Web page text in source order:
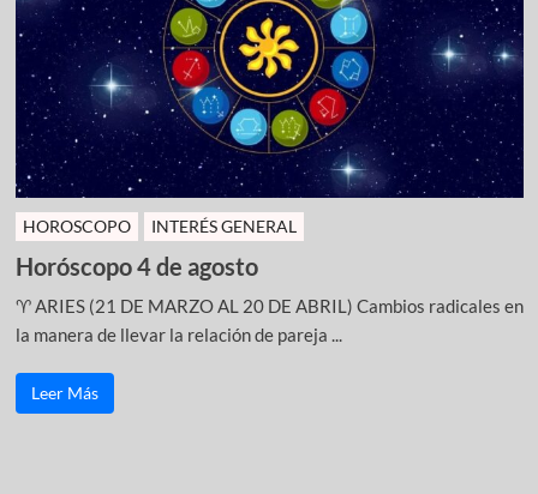
HOROSCOPO INTERÉS GENERAL
Horóscopo 4 de agosto
♈ ARIES (21 DE MARZO AL 20 DE ABRIL) Cambios radicales en
la manera de llevar la relación de pareja ...
Leer Más